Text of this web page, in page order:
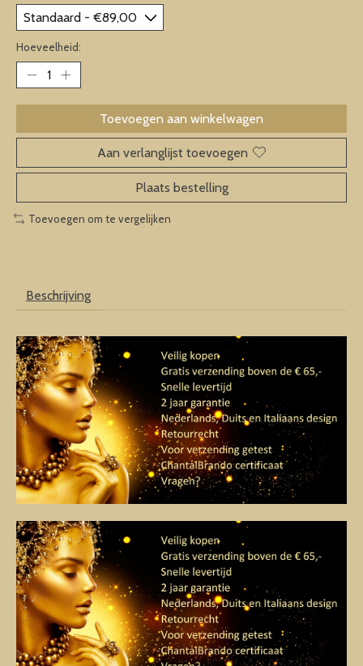
Hoeveelheid:
Toevoegen aan winkelwagen
Aan verlanglijst toevoegen
Plaats bestelling
Toevoegen om te vergelijken
Beschrijving